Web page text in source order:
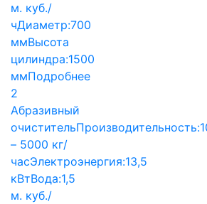
м. куб./
чДиаметр:700
ммВысота
цилиндра:1500
ммПодробнее
2
Абразивный
очистительПроизводительность:
– 5000 кг/
часЭлектроэнергия:13,5
кВтВода:1,5
м. куб./